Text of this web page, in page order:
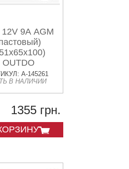
9А AGM
OUTDO
A-145261
В НАЛИЧИИ
1355 грн.